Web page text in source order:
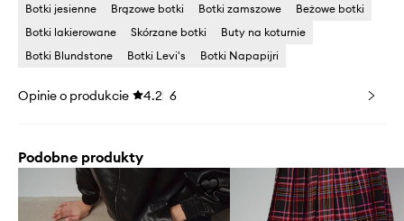
Botki jesienne
Brązowe botki Botki zamszowe
Beżowe botki
Botki lakierowane
Skórzane botki
Buty na koturnie
Botki Blundstone
Botki Levi's Botki Napapijri
Opinie o produkcie 4.2 6
Podobne produkty